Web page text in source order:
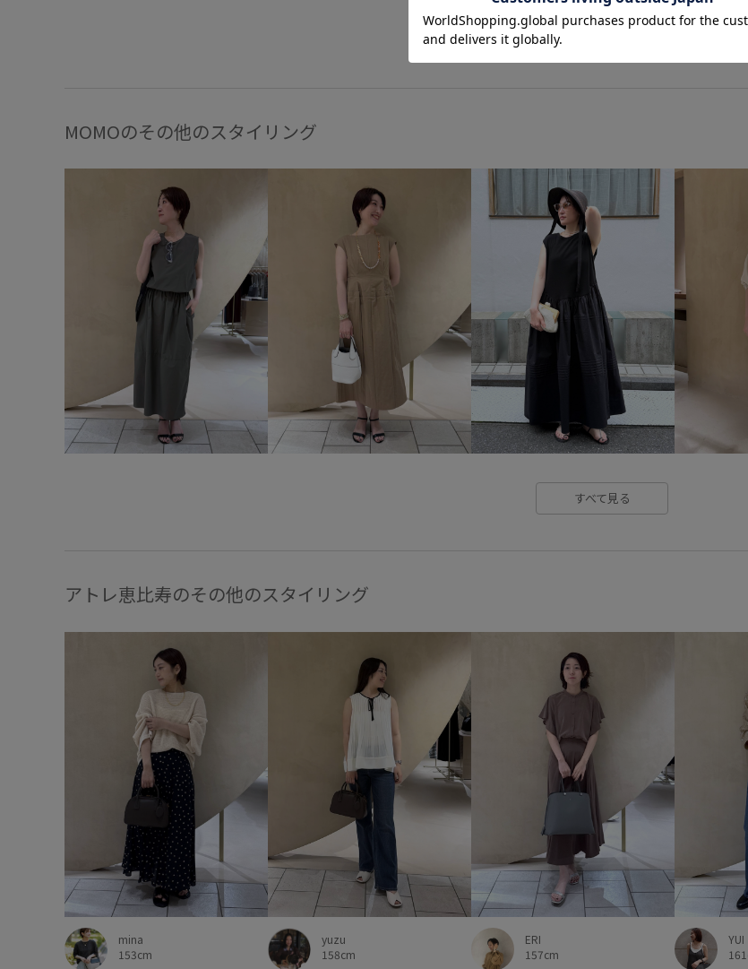
25SS_ROPÉ
ナチュラル ハイ
着心地が良い 立
MOMOのその他のスタイリング
すべて見る
アトレ恵比寿のその他のスタイリング
mina
153cm
yuzu
158cm
ERI
157cm
YUI